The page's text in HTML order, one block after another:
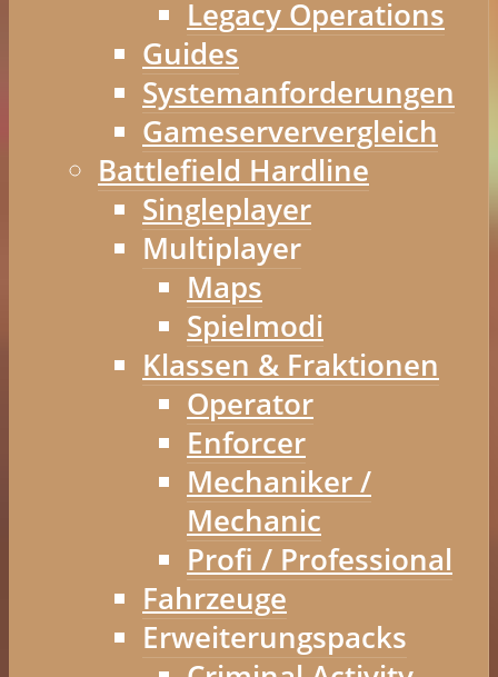
Legacy Operations
Guides
Systemanforderungen
Gameserververgleich
Battlefield Hardline
Singleplayer
Multiplayer
Maps
Spielmodi
Klassen & Fraktionen
Operator
Enforcer
Mechaniker /
Mechanic
Profi / Professional
Fahrzeuge
Erweiterungspacks